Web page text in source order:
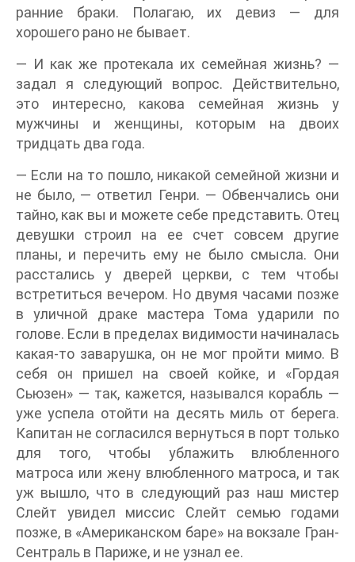
ранние браки. Полагаю, их девиз — для
хорошего рано не бывает.
— И как же протекала их семейная жизнь? —
задал я следующий вопрос. Действительно,
это интересно, какова семейная жизнь у
мужчины и женщины, которым на двоих
тридцать два года.
— Если на то пошло, никакой семейной жизни и
не было, — ответил Генри. — Обвенчались они
тайно, как вы и можете себе представить. Отец
девушки строил на ее счет совсем другие
планы, и перечить ему не было смысла. Они
расстались у дверей церкви, с тем чтобы
встретиться вечером. Но двумя часами позже
в уличной драке мастера Тома ударили по
голове. Если в пределах видимости начиналась
какая-то заварушка, он не мог пройти мимо. В
себя он пришел на своей койке, и «Гордая
Сьюзен» — так, кажется, назывался корабль —
уже успела отойти на десять миль от берега.
Капитан не согласился вернуться в порт только
для того, чтобы ублажить влюбленного
матроса или жену влюбленного матроса, и так
уж вышло, что в следующий раз наш мистер
Слейт увидел миссис Слейт семью годами
позже, в «Американском баре» на вокзале Гран-
Сентраль в Париже, и не узнал ее.